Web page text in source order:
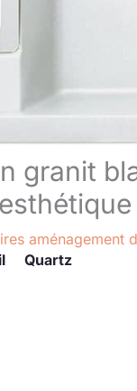
granit
aménagement
Quartz